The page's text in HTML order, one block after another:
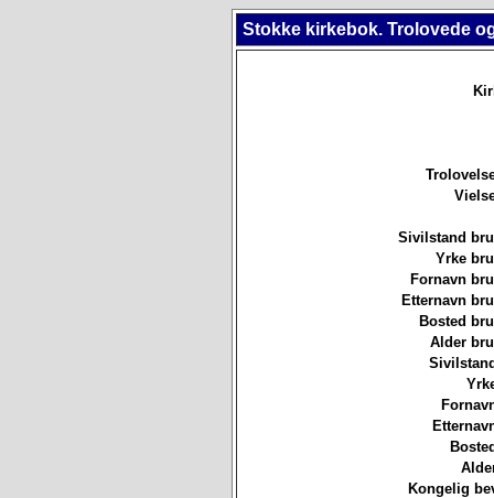
Stokke kirkebok. Trolovede
Sivilstand
Yrke
Fornavn
Etternavn
Bosted
Alder
Kongelig